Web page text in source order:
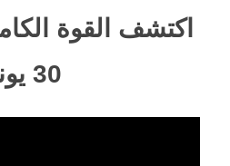
اكتشف القوة
30 يونيو